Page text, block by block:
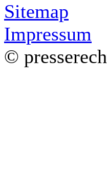
Sitemap
Impressum
©